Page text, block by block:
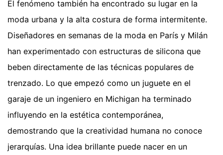
El fenómeno también ha encontrado su lugar en la
moda urbana y la alta costura de forma intermitente.
Diseñadores en semanas de la moda en París y Milán
han experimentado con estructuras de silicona que
beben directamente de las técnicas populares de
trenzado. Lo que empezó como un juguete en el
garaje de un ingeniero en Michigan ha terminado
influyendo en la estética contemporánea,
demostrando que la creatividad humana no conoce
jerarquías. Una idea brillante puede nacer en un